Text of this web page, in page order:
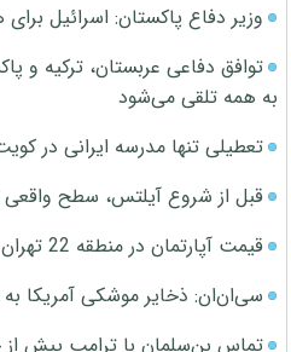
وزیر دفاع پاکستان: اسرائیل
توافق دفاعی عربستان، ترکیه و
به همه تلقی می‌شود
تعطیلی تنها مدرسه ایرانی در
قبل از شروع آیلتس، سطح واقعی
قیمت آپارتمان در منطقه 22 تهران چقدر است؟
سی‌ان‌ان: ذخایر موشکی آمریکا
تماس بن‌سلمان با ترامپ پیش از